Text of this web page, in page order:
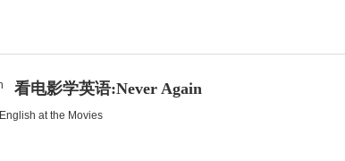
看电影学英语:Never Again
English at the Movies